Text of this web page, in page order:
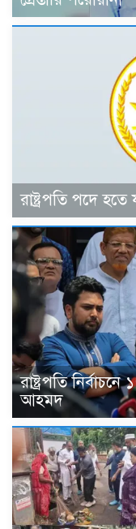
রাষ্ট্রপতি পদে হতে
রাষ্ট্রপতি
আহমদ